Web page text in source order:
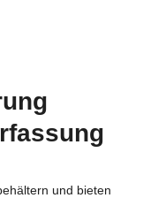
und bieten